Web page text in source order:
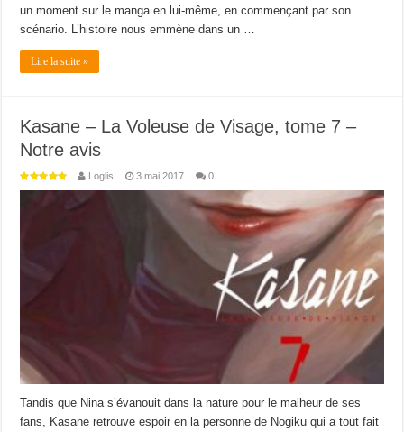
un moment sur le manga en lui-même, en commençant par son
scénario. L’histoire nous emmène dans un …
Lire la suite »
Kasane – La Voleuse de Visage, tome 7 –
Notre avis
Loglis 3 mai 2017 0
Tandis que Nina s’évanouit dans la nature pour le malheur de ses
fans, Kasane retrouve espoir en la personne de Nogiku qui a tout fait